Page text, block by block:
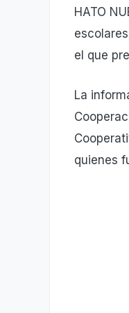
HATO
el que
La
quienes